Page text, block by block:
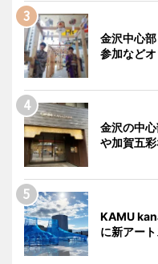
金沢中心
参加など
金沢の中
や加賀五
KAMU
に新アー